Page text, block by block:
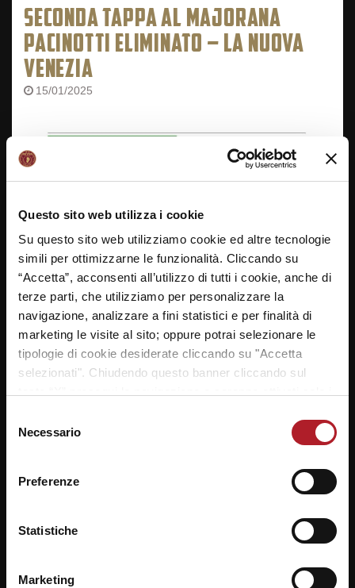
Questo sito web utilizza i cookie
Su questo sito web utilizziamo cookie ed altre tecnologie
simili per ottimizzarne le funzionalità. Cliccando su
“Accetta”, acconsenti all’utilizzo di tutti i cookie, anche di
terze parti, che utilizziamo per personalizzare la
navigazione, analizzare a fini statistici e per finalità di
marketing le visite al sito; oppure potrai selezionare le
tipologie di cookie desiderate cliccando su "Accetta
selezionati". Chiudendo questo banner cliccando sul
modificare le tue preferenze in ogni momento mediante il
link “Impostazione dei cookie” a fine pagina. Per ulteriori
Cookie
Policy.
delNecessario
Preferenze
Statistiche
Marketing
SECONDA TAPPA AL MAJORANA
PACINOTTI ELIMINATO – LA NUOVA
VENEZIA
15/01/2025